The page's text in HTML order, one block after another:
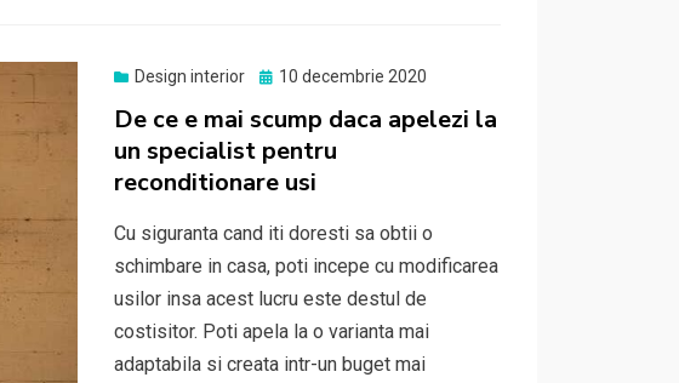
Design interior
Posted
10 decembrie 2020
De ce e mai scump daca apelezi la
un specialist pentru
reconditionare usi
Cu siguranta cand iti doresti sa obtii o
schimbare in casa, poti incepe cu modificarea
usilor insa acest lucru este destul de
costisitor. Poti apela la o varianta mai
adaptabila si creata intr-un buget mai